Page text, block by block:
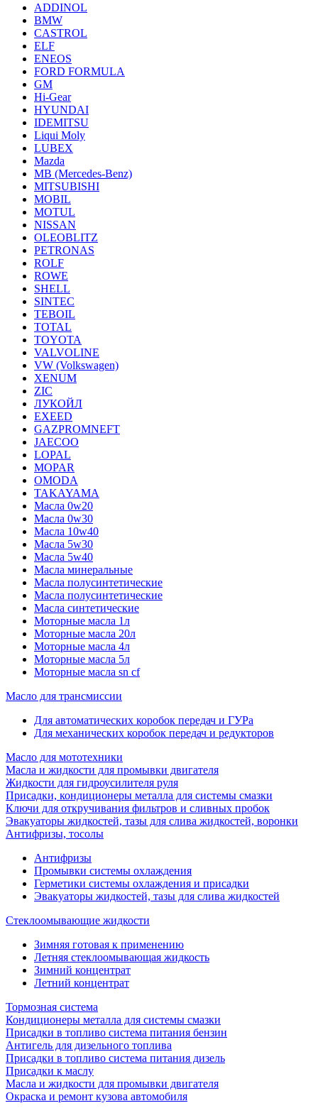
ADDINOL
BMW
CASTROL
ELF
ENEOS
FORD FORMULA
GM
Hi-Gear
HYUNDAI
IDEMITSU
Liqui Moly
LUBEX
Mazda
MB (Mercedes-Вenz)
MITSUBISHI
MOBIL
MOTUL
NISSAN
OLEOBLITZ
PETRONAS
ROLF
ROWE
SHELL
SINTEC
TEBOIL
TOTAL
TOYOTA
VALVOLINE
VW (Volkswagen)
XENUM
ZIC
ЛУКОЙЛ
EXEED
GAZPROMNEFT
JAECOO
LOPAL
MOPAR
OMODA
TAKAYAMA
Масла 0w20
Масла 0w30
Масла 10w40
Масла 5w30
Масла 5w40
Масла минеральные
Масла полусинтетические
Масла полусинтетические
Масла синтетические
Моторные масла 1л
Моторные масла 20л
Моторные масла 4л
Моторные масла 5л
Моторные масла sn cf
Масло для трансмиссии
Для автоматических коробок передач и ГУРа
Для механических коробок передач и редукторов
Масло для мототехники
Масла и жидкости для промывки двигателя
Жидкости для гидроусилителя руля
Присадки, кондиционеры металла для системы смазки
Ключи для откручивания фильтров и сливных пробок
Эвакуаторы жидкостей, тазы для слива жидкостей, воронки
Антифризы, тосолы
Антифризы
Промывки системы охлаждения
Герметики системы охлаждения и присадки
Эвакуаторы жидкостей, тазы для слива жидкостей
Стеклоомывающие жидкости
Зимняя готовая к применению
Летняя стеклоомывающая жидкость
Зимний концентрат
Летний концентрат
Тормозная система
Кондиционеры металла для системы смазки
Присадки в топливо система питания бензин
Антигель для дизельного топлива
Присадки в топливо система питания дизель
Присадки к маслу
Масла и жидкости для промывки двигателя
Окраска и ремонт кузова автомобиля